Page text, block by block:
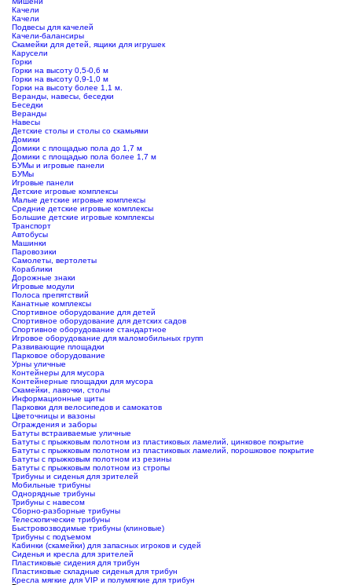
Качели
Качели
Подвесы для качелей
Качели-балансиры
Скамейки для детей, ящики для игрушек
Карусели
Горки
Горки на высоту 0,5-0,6 м
Горки на высоту 0,9-1,0 м
Горки на высоту более 1,1 м.
Веранды, навесы, беседки
Беседки
Веранды
Навесы
Детские столы и столы со скамьями
Домики
Домики с площадью пола до 1,7 м
Домики с площадью пола более 1,7 м
БУМы и игровые панели
БУМы
Игровые панели
Детские игровые комплексы
Малые детские игровые комплексы
Средние детские игровые комплексы
Большие детские игровые комплексы
Транспорт
Автобусы
Машинки
Паровозики
Самолеты, вертолеты
Кораблики
Дорожные знаки
Игровые модули
Полоса препятствий
Канатные комплексы
Спортивное оборудование для детей
Спортивное оборудование для детских садов
Спортивное оборудование стандартное
Игровое оборудование для маломобильных групп
Развивающие площадки
Парковое оборудование
Урны уличные
Контейнеры для мусора
Контейнерные площадки для мусора
Скамейки, лавочки, столы
Информационные щиты
Парковки для велосипедов и самокатов
Цветочницы и вазоны
Ограждения и заборы
Батуты встраиваемые уличные
Батуты с прыжковым полотном из пластиковых ламелий, цинковое покрытие
Батуты с прыжковым полотном из пластиковых ламелий, порошковое покрытие
Батуты с прыжковым полотном из резины
Батуты с прыжковым полотном из стропы
Трибуны и сиденья для зрителей
Мобильные трибуны
Однорядные трибуны
Трибуны с навесом
Сборно-разборные трибуны
Телескопические трибуны
Быстровозводимые трибуны (клиновые)
Трибуны с подъемом
Кабинки (скамейки) для запасных игроков и судей
Сиденья и кресла для зрителей
Пластиковые сидения для трибун
Пластиковые складные сиденья для трибун
Кресла мягкие для VIP и полумягкие для трибун